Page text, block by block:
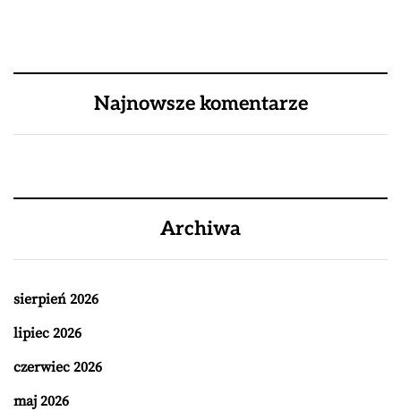
Najnowsze komentarze
Archiwa
sierpień 2026
lipiec 2026
czerwiec 2026
maj 2026